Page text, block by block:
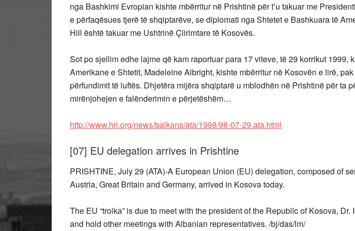
nga Bashkimi Evropian kishte mbërritur në Prishtinë për t’u takuar me
e përfaqësues tjerë të shqiptarëve, se diplomati nga Shtetet e Bashkuara të
Hill është takuar me Ushtrinë Çlirimtare të Kosovës.
Sot po sjellim edhe lajme që kam raportuar para 17 viteve, të 29 korrikut 1999,
Amerikane e Shtetit, Madeleine Albright, kishte mbërritur në Kosovën e lirë,
përfundimit të luftës. Dhjetëra mijëra shqiptarë u mblodhën në Prishtinë për ta
mirënjohejen e falënderimin e përjetëshëm…
http://www.hri.org/news/balkans/ata/1998/98-07-29.ata.html
[07] EU delegation arrives in Prishtine
PRISHTINE, July 29 (ATA)-A European Union (EU) delegation, composed of
Austria, Great Britain and Germany, arrived in Kosova today.
The EU “troika” is due to meet with the president of the Republic of Kosova, Dr.
and hold other meetings with Albanian representatives. /bj/das/lm/